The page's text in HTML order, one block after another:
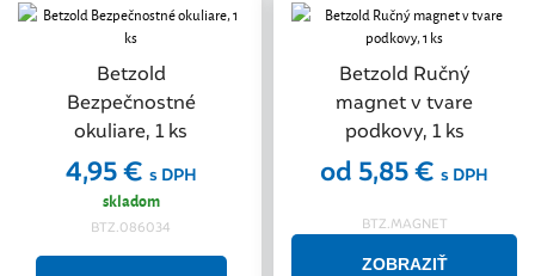
Betzold
Bezpečnostné
okuliare, 1 ks
4,95 € s DPH
skladom
BTZ.086034
Betzold Ručný
magnet v tvare
podkovy, 1 ks
od 5,85 € s DPH
BTZ.MAGNET
ZOBRAZIŤ